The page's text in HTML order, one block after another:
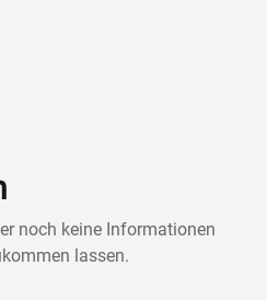
noch keine Informationen
lassen.